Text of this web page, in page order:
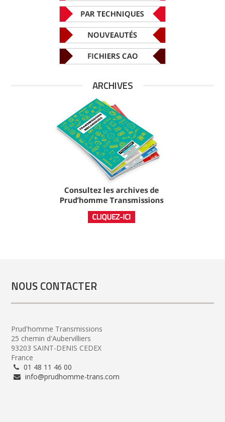
ARCHIVES
NOUS CONTACTER
Prud'homme Transmissions
25 chemin d'Aubervilliers
93203 SAINT-DENIS CEDEX
France
01 48 11 46 00
info@prudhomme-trans.com